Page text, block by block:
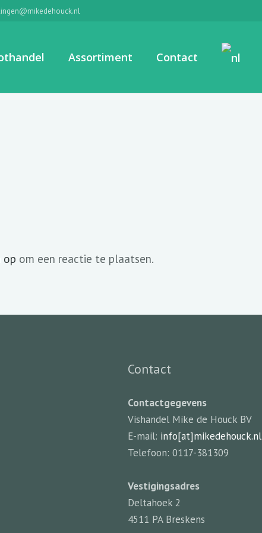
Assortiment Contact
op om een reactie te plaatsen.
Contact
Contactgegevens
Vishandel Mike de Houck BV
E-mail: info[at]mikedehouck.nl
Telefoon: 0117-381309
Vestigingsadres
Deltahoek 2
4511 PA Breskens